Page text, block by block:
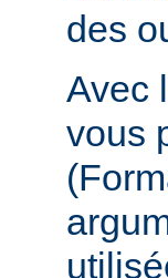
des
Avec
vous